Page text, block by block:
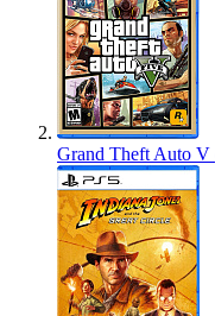
Grand Theft Auto V